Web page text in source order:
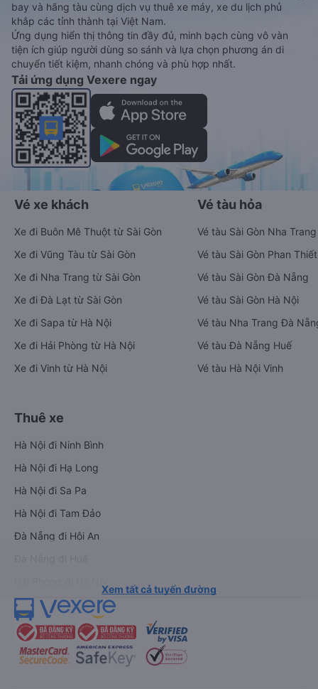
bay và hãng tàu cùng dịch vụ thuê xe máy, xe du lịch phủ
khắp các tỉnh thành tại Việt Nam.
Ứng dụng hiển thị thông tin đầy đủ, minh bạch cùng vô vàn
tiện ích giúp người dùng so sánh và lựa chọn phương án di
chuyển tiết kiệm, nhanh chóng và phù hợp nhất.
Tải ứng dụng Vexere ngay
Vé xe khách
Xe đi Buôn Mê Thuột từ Sài Gòn
Xe đi Vũng Tàu từ Sài Gòn
Xe đi Nha Trang từ Sài Gòn
Xe đi Đà Lạt từ Sài Gòn
Xe đi Sapa từ Hà Nội
Xe đi Hải Phòng từ Hà Nội
Xe đi Vinh từ Hà Nội
Vé tàu hỏa
Vé tàu Sài Gòn Nha Trang
Vé tàu Sài Gòn Phan Thiết
Vé tàu Sài Gòn Đà Nẵng
Vé tàu Sài Gòn Hà Nội
Vé tàu Nha Trang Đà
Vé tàu Đà Nẵng Huế
Vé tàu Hà Nội Vinh
Thuê xe
Hà Nội đi Ninh Bình
Hà Nội đi Hạ Long
Hà Nội đi Sa Pa
Hà Nội đi Tam Đảo
Đà Nẵng đi Hội An
Xem tất cả tuyến đường